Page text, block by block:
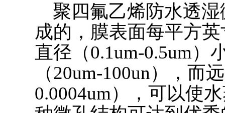
聚四氟乙烯防水透湿
成的，膜表面每平方
直径（0.1um-0.5um）
（20um-100un），而
0.0004um），可以使